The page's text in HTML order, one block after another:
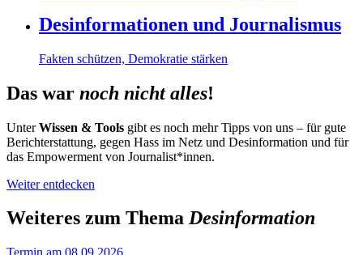
Desinformationen und Journalismus
Fakten schützen, Demokratie stärken
Das war noch nicht alles!
UnterWissen & Tools gibt es noch mehr Tipps von uns – für gute
Berichterstattung, gegen Hass im Netz und Desinformation und für
das Empowerment von Journalist*innen.
Weiter entdecken
Weiteres zum Thema Desinformation